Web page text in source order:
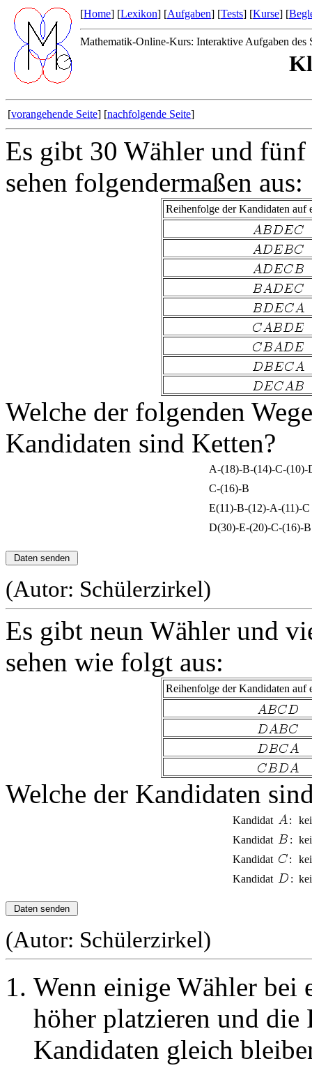
[Home] [Lexikon] [Aufgaben] [Tests] [Kurse] [
Mathematik-Online-Kurs: Interaktive Aufgaben des
[vorangehende Seite] [nachfolgende Seite]
Es gibt 30 Wähler und
sehen folgendermaßen aus:
Reihenfolge der Kandidaten auf
Welche der folgenden
Kandidaten sind Ketten?
A-(18)-B-(14)-C-(10)-
C-(16)-B
E(11)-B-(12)-A-(11)-C
D(30)-E-(20)-C-(16)-B
(Autor: Schülerzirkel)
Es gibt neun Wähler und
sehen wie folgt aus:
Reihenfolge der Kandidaten auf
Welche der Kandidaten
Kandidat :
Kandidat
:
Kandidat
:
Kandidat
:
(Autor: Schülerzirkel)
Wenn einige Wähler bei
höher platzieren und die
Kandidaten gleich